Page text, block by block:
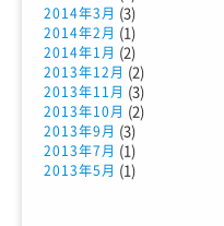
2014年3月 (3)
2014年2月 (1)
2014年1月 (2)
2013年12月 (2)
2013年11月 (3)
2013年10月 (2)
2013年9月 (3)
2013年7月 (1)
2013年5月 (1)